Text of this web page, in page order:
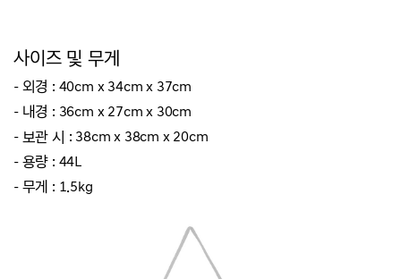
사이즈 및 무게
- 외경 : 40cm x 34cm x 37cm
- 내경 : 36cm x 27cm x 30cm
- 보관 시 : 38cm x 38cm x 20cm
- 용량 : 44L
- 무게 : 1.5kg